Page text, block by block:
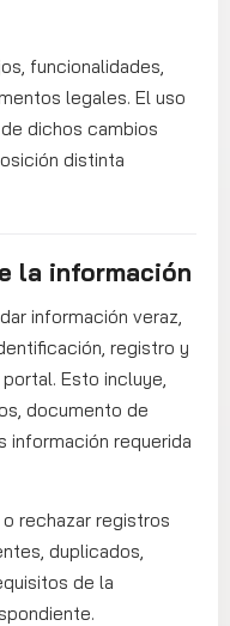
funcionalidades,
legales. El uso
dichos cambios
distinta
la información
información veraz,
registro y
Esto incluye,
documento de
información requerida
rechazar registros
duplicados,
de la